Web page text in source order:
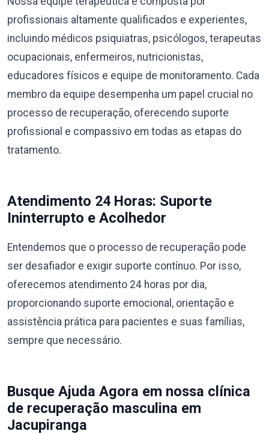
profissionais altamente qualificados e experientes,
incluindo médicos psiquiatras, psicólogos, terapeutas
ocupacionais, enfermeiros, nutricionistas,
educadores físicos e equipe de monitoramento. Cada
membro da equipe desempenha um papel crucial no
processo de recuperação, oferecendo suporte
profissional e compassivo em todas as etapas do
tratamento.
Atendimento 24 Horas: Suporte
Ininterrupto e Acolhedor
Entendemos que o processo de recuperação pode
ser desafiador e exigir suporte contínuo. Por isso,
oferecemos atendimento 24 horas por dia,
proporcionando suporte emocional, orientação e
assistência prática para pacientes e suas famílias,
sempre que necessário.
Busque Ajuda Agora em nossa clínica
de recuperação masculina em
Jacupiranga